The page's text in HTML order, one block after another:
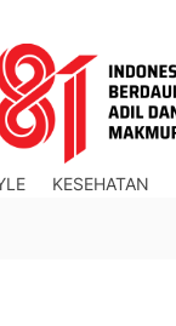
KESEHATAN